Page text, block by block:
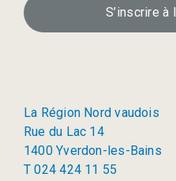
S’inscrire
La Région Nord vaudois
Rue du Lac 14
1400 Yverdon-les-Bains
T 024 424 11 55